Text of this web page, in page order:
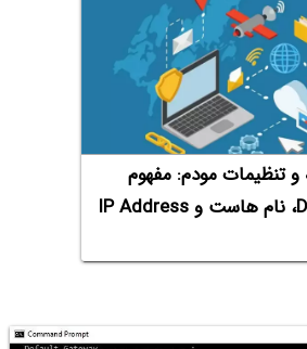
تنظیمات مودم: مفهوم
DHCP و DNS، نام هاست و IP Address